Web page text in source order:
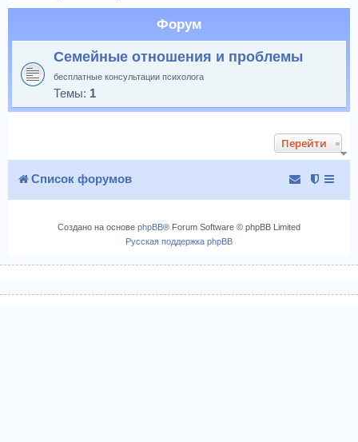
Форум
Семейные отношения и проблемы
бесплатные консультации психолога
Темы: 1
Перейти
Список форумов
Создано на основе phpBB® Forum Software © phpBB Limited
Русская поддержка phpBB